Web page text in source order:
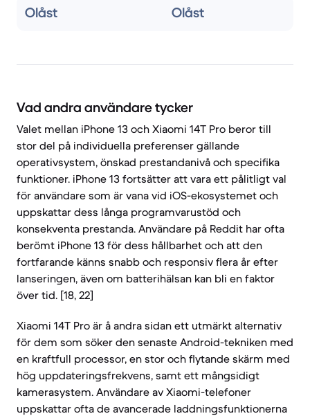
Olåst Olåst
Vad andra användare tycker
Valet mellan iPhone 13 och Xiaomi 14T Pro beror till
stor del på individuella preferenser gällande
operativsystem, önskad prestandanivå och specifika
funktioner. iPhone 13 fortsätter att vara ett pålitligt val
för användare som är vana vid iOS-ekosystemet och
uppskattar dess långa programvarustöd och
konsekventa prestanda. Användare på Reddit har ofta
berömt iPhone 13 för dess hållbarhet och att den
fortfarande känns snabb och responsiv flera år efter
lanseringen, även om batterihälsan kan bli en faktor
över tid. [18, 22]
Xiaomi 14T Pro är å andra sidan ett utmärkt alternativ
för dem som söker den senaste Android-tekniken med
en kraftfull processor, en stor och flytande skärm med
hög uppdateringsfrekvens, samt ett mångsidigt
kamerasystem. Användare av Xiaomi-telefoner
uppskattar ofta de avancerade laddningsfunktionerna